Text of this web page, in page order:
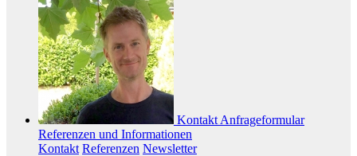
Kontakt Anfrageformular
Referenzen und Informationen
Kontakt Referenzen Newsletter